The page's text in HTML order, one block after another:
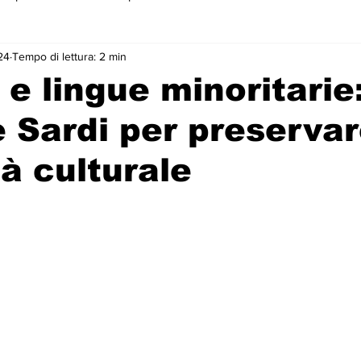
piano
e lingue
Sardi per
culturale
Tempo di lettura: 2 min